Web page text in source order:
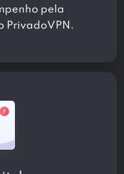
pela
PrivadoVPN.